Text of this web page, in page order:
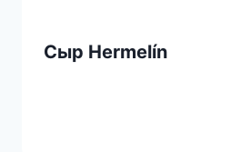
Сыр Hermelín